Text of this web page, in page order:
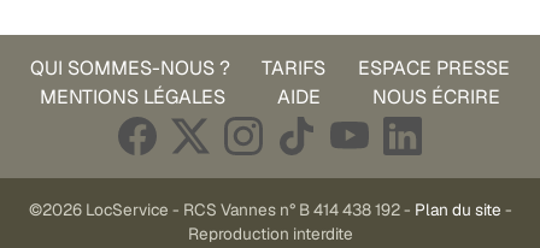
QUI SOMMES-NOUS ? TARIFS
ESPACE PRESSE
MENTIONS LÉGALES
AIDE NOUS ÉCRIRE
©2026 LocService - RCS Vannes n° B 414 438 192 - Plan du site -
Reproduction interdite